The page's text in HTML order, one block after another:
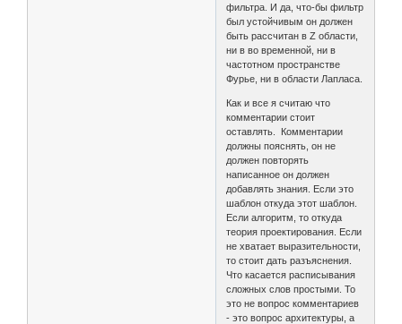
фильтра. И да, что-бы фильтр
был устойчивым он должен
быть рассчитан в Z области,
ни в во временной, ни в
частотном пространстве
Фурье, ни в области Лапласа.
Как и все я считаю что
комментарии стоит
оставлять. Комментарии
должны пояснять, он не
должен повторять
написанное он должен
добавлять знания. Если это
шаблон откуда этот шаблон.
Если алгоритм, то откуда
теория проектирования. Если
не хватает выразительности,
то стоит дать разъяснения.
Что касается расписывания
сложных слов простыми. То
это не вопрос комментариев
- это вопрос архитектуры, а